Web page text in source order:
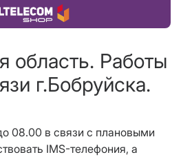
товар
область. Работы
г.Бобруйска.
08.00 в связи с плановыми
IMS-телефония, а